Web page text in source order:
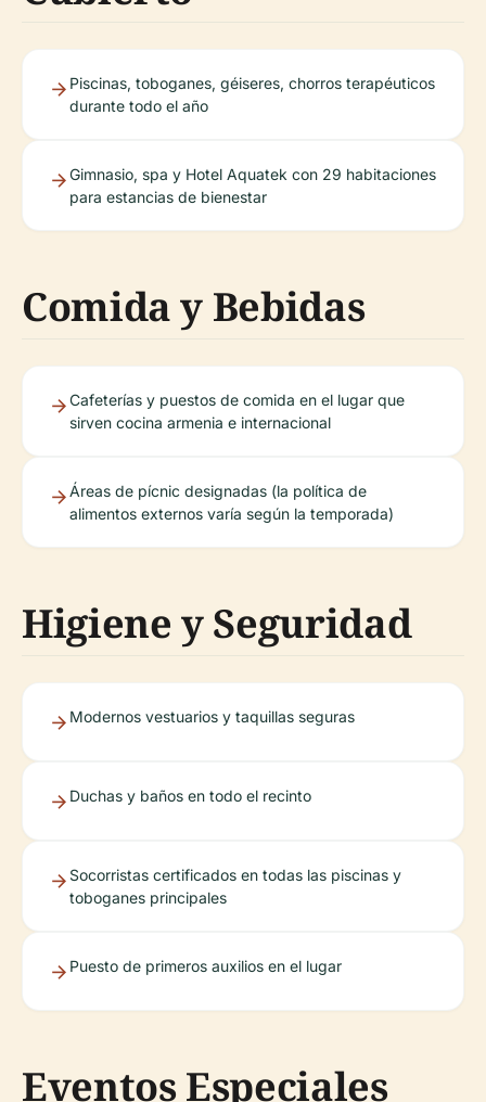
Piscinas, toboganes, géiseres, chorros terapéuticos
durante todo el año
Gimnasio, spa y Hotel Aquatek con 29 habitaciones
para estancias de bienestar
Comida y Bebidas
Cafeterías y puestos de comida en el lugar que
sirven cocina armenia e internacional
Áreas de pícnic designadas (la política de
alimentos externos varía según la temporada)
Higiene y Seguridad
Modernos vestuarios y taquillas seguras
Duchas y baños en todo el recinto
Socorristas certificados en todas las piscinas y
toboganes principales
Puesto de primeros auxilios en el lugar
Eventos Especiales